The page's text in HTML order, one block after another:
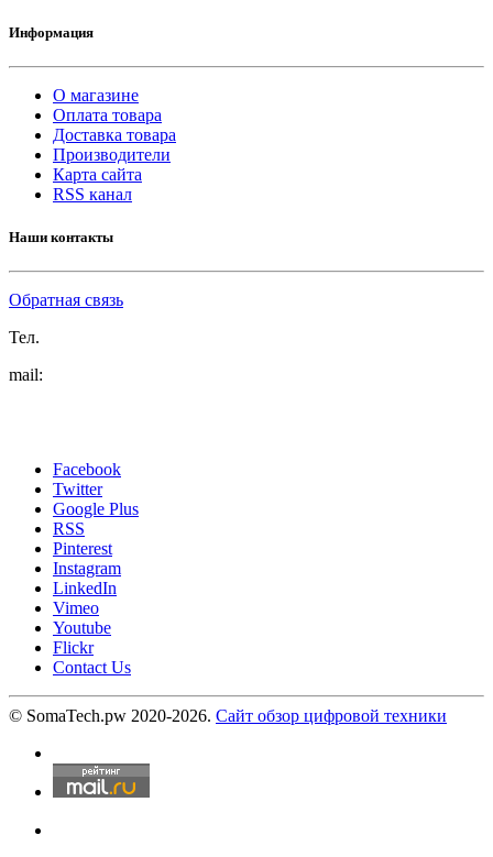
Информация
О магазине
Оплата товара
Доставка товара
Производители
Карта сайта
RSS канал
Наши контакты
Обратная связь
Тел.
mail:
Facebook
Twitter
Google Plus
RSS
Pinterest
Instagram
LinkedIn
Vimeo
Youtube
Flickr
Contact Us
© SomaTech.pw 2020-2026. Сайт обзор цифровой техники